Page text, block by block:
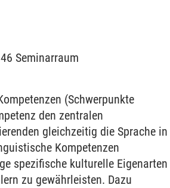
Seminarraum
(Schwerpunkte
den zentralen
gleichzeitig die Sprache in
Kompetenzen
spezifische kulturelle Eigenarten
zu gewährleisten. Dazu